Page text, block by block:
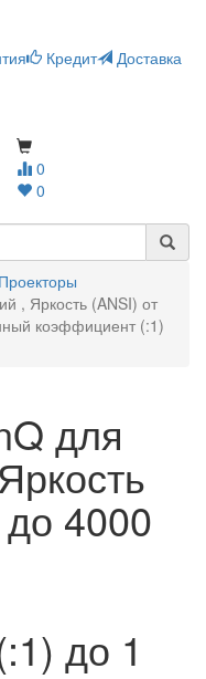
Кредит
Доставка
0
0
Проекторы
, Яркость (ANSI) от
коэффициент (:1)
для
4000
до 1